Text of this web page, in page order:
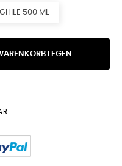
500 ML
LEGEN